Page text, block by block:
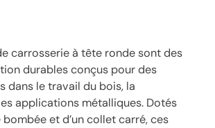
carrosserie à tête ronde sont des
durables conçus pour des
dans le travail du bois, la
applications métalliques. Dotés
bombée et d’un collet carré, ces